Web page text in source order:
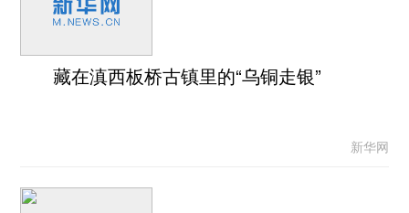
藏在滇西板桥古镇里的“乌铜走银”
新华网